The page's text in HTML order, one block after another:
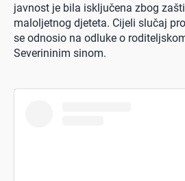
javnost je bila isključena zbog
maloljetnog djeteta. Cijeli slučaj
se odnosio na odluke o
Severininim sinom.